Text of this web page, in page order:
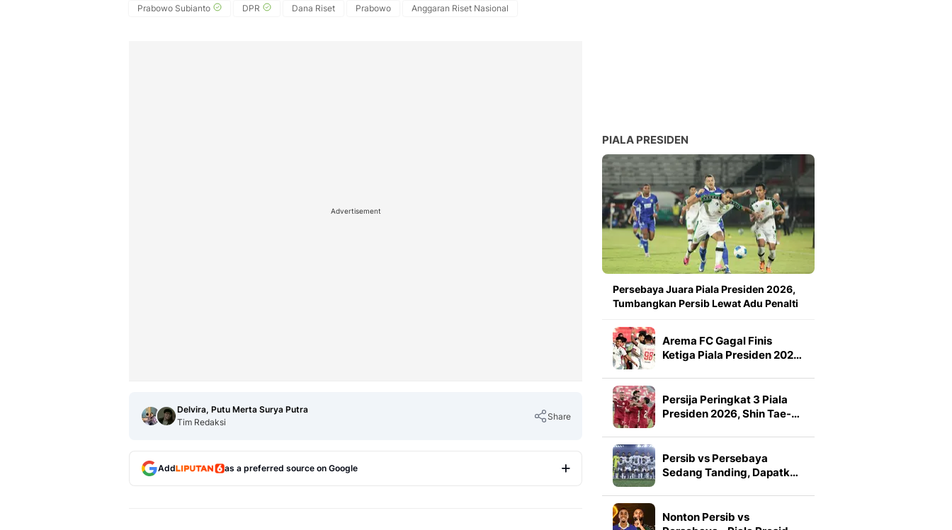
Prabowo Subianto DPR Dana Riset Prabowo Anggaran Riset Nasional
Advertisement
Delvira, Putu Merta Surya Putra
Tim Redaksi
Share
Add as a preferred source on Google
PIALA PRESIDEN
Persebaya Juara Piala Presiden 2026,
Tumbangkan Persib Lewat Adu Penalti
Arema FC Gagal Finis
Ketiga Piala Presiden 202…
Persija Peringkat 3 Piala
Presiden 2026, Shin Tae-…
Persib vs Persebaya
Sedang Tanding, Dapatk…
Nonton Persib vs